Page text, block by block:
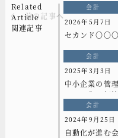
前の記事へ
Related
Article
関連記事
会計
2026年5月7日
セカンド〇〇
会計
2025年3月3日
中小企業の管
ステム化で解決
会計
2024年9月25日
自動化が進む